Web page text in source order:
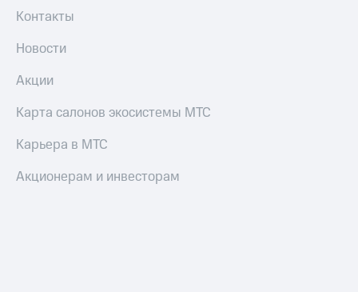
Контакты
Новости
Акции
Карта салонов экосистемы МТС
Карьера в МТС
Акционерам и инвесторам